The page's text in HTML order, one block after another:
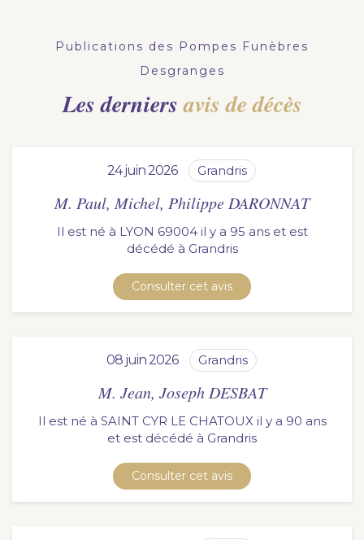
Publications des Pompes Funèbres
Desgranges
Les derniersavis de décès
24 juin 2026 grandris
M. Paul, Michel, Philippe DARONNAT
Il est né à LYON 69004 il y a 95 ans et est
décédé à
grandris
Consulter cet avis
08 juin 2026 grandris
M. Jean, Joseph DESBAT
Il est né à SAINT CYR LE CHATOUX il y a 90 ans
et est décédé à
grandris
Consulter cet avis